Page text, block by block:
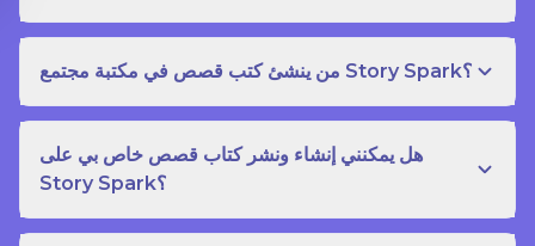
من ينشئ كتب قصص في مكتبة مجتمع Story Spark؟
هل يمكنني إنشاء ونشر كتاب قصص خاص بي على
Story Spark؟